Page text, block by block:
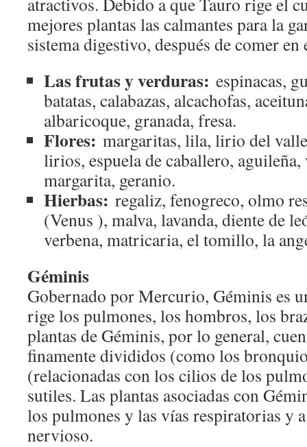
mejores plantas las calmantes para la
sistema digestivo, después de comer en
Las frutas y verduras: espinacas,
batatas, calabazas, alcachofas,
albaricoque, granada, fresa.
Flores: margaritas, lila, lirio del
lirios, espuela de caballero,
margarita, geranio.
Hierbas: regaliz, fenogreco, olmo
(Venus ), malva, lavanda, diente de
verbena, matricaria, el tomillo, la
Géminis
Gobernado por Mercurio, Géminis es
rige los pulmones, los hombros, los
plantas de Géminis, por lo general,
finamente divididos (como los
(relacionadas con los cilios de los
sutiles. Las plantas asociadas con
los pulmones y las vías respiratorias y
nervioso.